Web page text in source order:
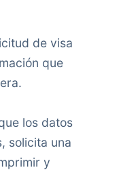
de visa
que
los datos
solicita una
y